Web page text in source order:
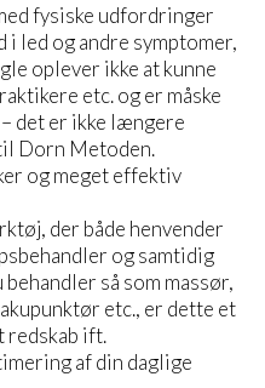
fysiske udfordringer
led og andre symptomer,
oplever ikke at kunne
etc. og er måske
det er ikke længere
Dorn Metoden.
og meget effektiv
der både henvender
og samtidig
så som massør,
etc., er dette et
ift.
af din daglige